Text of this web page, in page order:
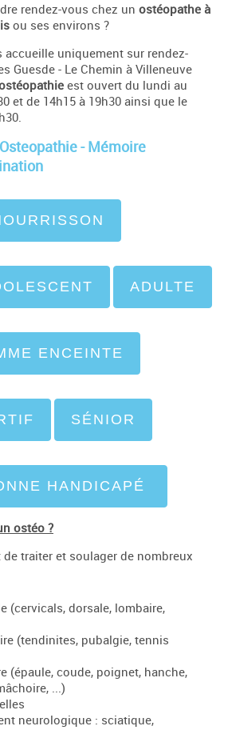
rendez-vous chez un ostéopathe à
ou ses environs ?
accueille uniquement sur rendez-
Guesde - Le Chemin à Villeneuve
est ouvert du lundi au
et de 14h15 à 19h30 ainsi que le
- Mémoire
ADULTE
ENCEINTE
SÉNIOR
HANDICAPÉ
ostéo ?
de traiter et soulager de nombreux
(cervicals, dorsale, lombaire,
(tendinites, pubalgie, tennis
(épaule, coude, poignet, hanche,
...)
neurologique : sciatique,